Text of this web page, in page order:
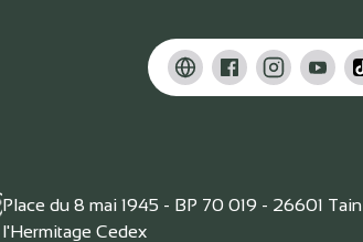
Place du 8 mai 1945 - BP 70 019 - 26601 Tain
l'Hermitage Cedex